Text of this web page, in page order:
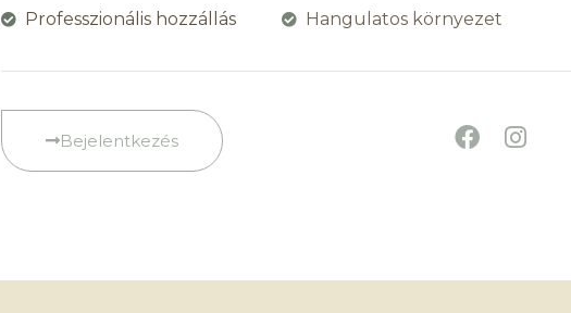
Professzionális hozzállás
Hangulatos környezet
Bejelentkezés